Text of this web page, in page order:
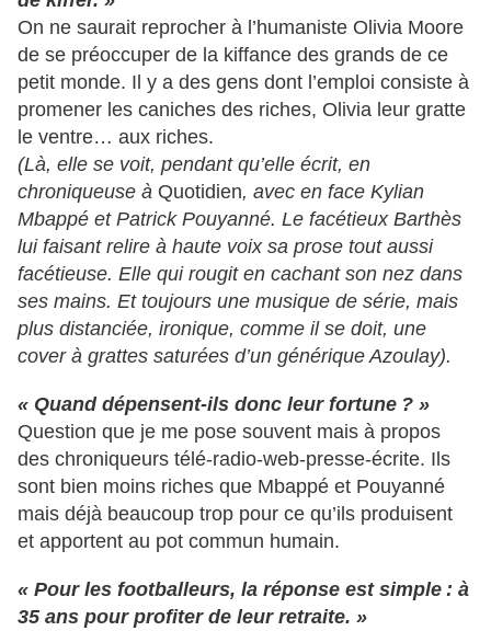
On ne saurait reprocher à l’humaniste Olivia Moore
de se préoccuper de la kiffance des grands de ce
petit monde. Il y a des gens dont l’emploi consiste à
promener les caniches des riches, Olivia leur gratte
le ventre… aux riches.
(Là, elle se voit, pendant qu’elle écrit, en
chroniqueuse à Quotidien, avec en face Kylian
Mbappé et Patrick Pouyanné. Le facétieux Barthès
lui faisant relire à haute voix sa prose tout aussi
facétieuse. Elle qui rougit en cachant son nez dans
ses mains. Et toujours une musique de série, mais
plus distanciée, ironique, comme il se doit, une
cover à grattes saturées d’un générique Azoulay).
« Quand dépensent-ils donc leur fortune ? »
Question que je me pose souvent mais à propos
des chroniqueurs télé-radio-web-presse-écrite. Ils
sont bien moins riches que Mbappé et Pouyanné
mais déjà beaucoup trop pour ce qu’ils produisent
et apportent au pot commun humain.
« Pour les footballeurs, la réponse est simple : à
35 ans pour profiter de leur retraite. »